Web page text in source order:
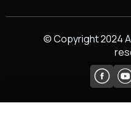
© Copyright 2024